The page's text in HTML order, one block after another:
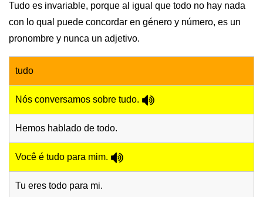
Tudo es invariable, porque al igual que todo no hay nada
con lo qual puede concordar en género y número, es un
pronombre y nunca un adjetivo.
tudo
Nós conversamos sobre tudo.
Hemos hablado de todo.
Você é tudo para mim.
Tu eres todo para mi.